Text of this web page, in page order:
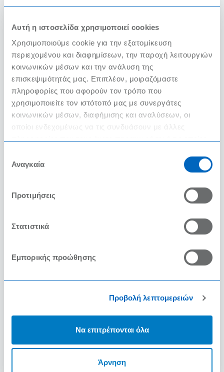
Αυτή η ιστοσελίδα χρησιμοποιεί cookies
Χρησιμοποιούμε cookie για την εξατομίκευση
περιεχομένου και διαφημίσεων, την παροχή λειτουργιών
κοινωνικών μέσων και την ανάλυση της
επισκεψιμότητάς μας. Επιπλέον, μοιραζόμαστε
πληροφορίες που αφορούν τον τρόπο που
χρησιμοποιείτε τον ιστότοπό μας με συνεργάτες
κοινωνικών μέσων, διαφήμισης και αναλύσεων, οι
οποίοι ενδεχομένως να τις συνδυάσουν με άλλες
των υπηρεσιών τους.
συγκατάθεσης
Αναγκαία
Προτιμήσεις
Στατιστικά
Εμπορικής προώθησης
Προβολή λεπτομερειών
Να επιτρέπονται όλα
Άρνηση
Βήματα απόκτησης του σήματος
«ΕΛΛΗΝΙΚΟ ΠΡΩΙΝΟ – GREEK
σου
ΔΙΑΒΑΣΤΕ ΠΕΡΙΣΣΟΤΕΡΑ
Horeca 2023